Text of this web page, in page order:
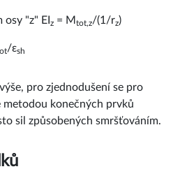
"z" EI z = M tot,z/(1/rz)
/εsh
pro zjednodušení se pro
konečných prvků
sil způsobených smršťováním.